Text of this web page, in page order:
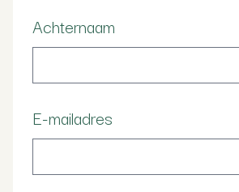
Achternaam
E-mailadres